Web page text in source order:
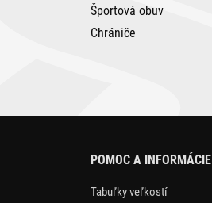
Športová obuv
Chrániče
POMOC A INFORMÁCIE
Tabuľky veľkostí